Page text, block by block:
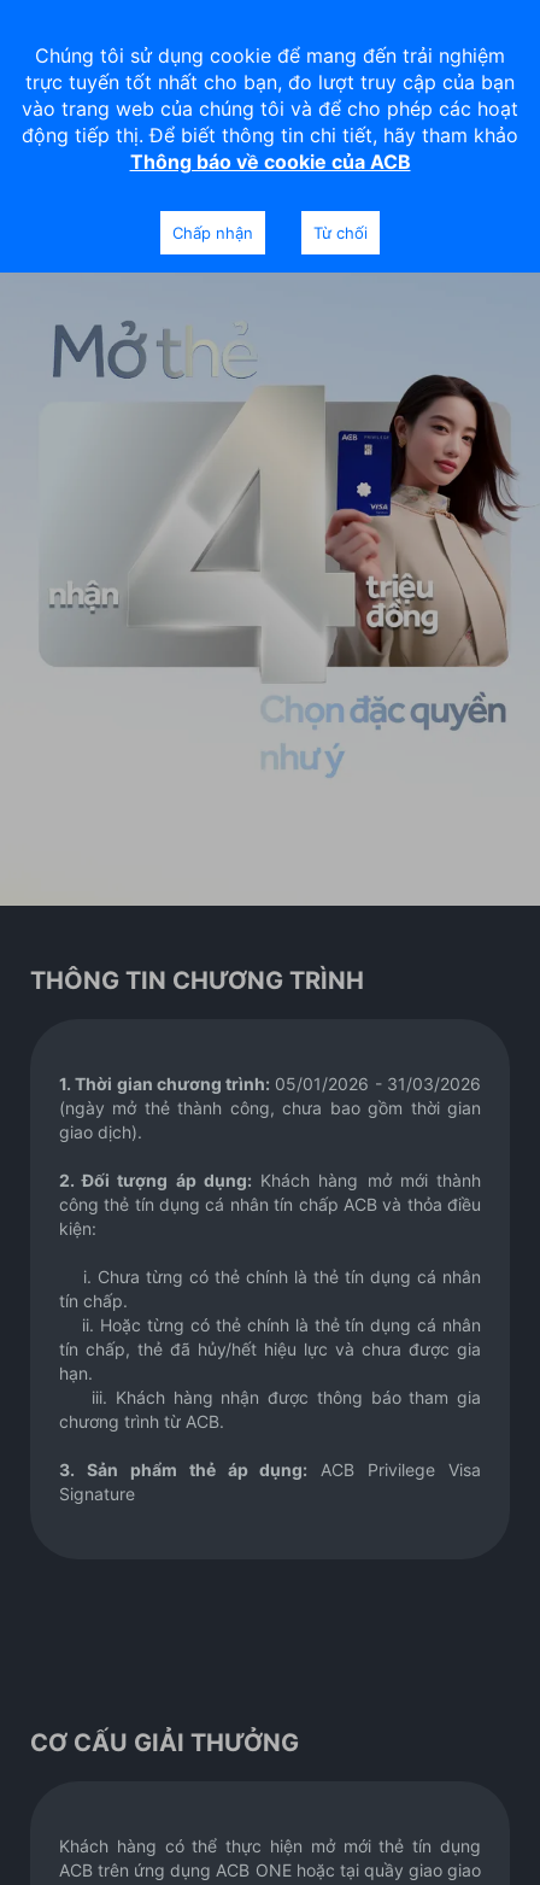
THÔNG TIN CHƯƠNG TRÌNH
1. Thời gian chương trình: 05/01/2026 - 31/03/2026
(ngày mở thẻ thành công, chưa bao gồm thời gian
giao dịch).
2. Đối tượng áp dụng: Khách hàng mở mới thành
công thẻ tín dụng cá nhân tín chấp ACB và thỏa điều
kiện:
i. Chưa từng có thẻ chính là thẻ tín dụng cá nhân
tín chấp.
ii. Hoặc từng có thẻ chính là thẻ tín dụng cá nhân
tín chấp, thẻ đã hủy/hết hiệu lực và chưa được gia
hạn.
iii. Khách hàng nhận được thông báo tham gia
chương trình từ ACB.
3. Sản phẩm thẻ áp dụng: ACB Privilege Visa
Signature
CƠ CẤU GIẢI THƯỞNG
Khách hàng có thể thực hiện mở mới thẻ tín dụng
ACB trên ứng dụng ACB ONE hoặc tại quầy giao giao
Chúng tôi sử dụng cookie để mang đến trải nghiệm
trực tuyến tốt nhất cho bạn, đo lượt truy cập của bạn
vào trang web của chúng tôi và để cho phép các hoạt
động tiếp thị. Để biết thông tin chi tiết, hãy tham khảo
Thông báo về cookie của ACB
Chấp nhận Từ chối